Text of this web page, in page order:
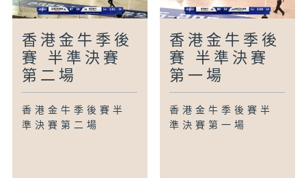
香港金牛季後
賽 半準決賽
第二場
香港金牛季後賽半
準決賽第二場
香港金牛季後
賽 半準決賽
第一場
香港金牛季後賽半
準決賽第一場